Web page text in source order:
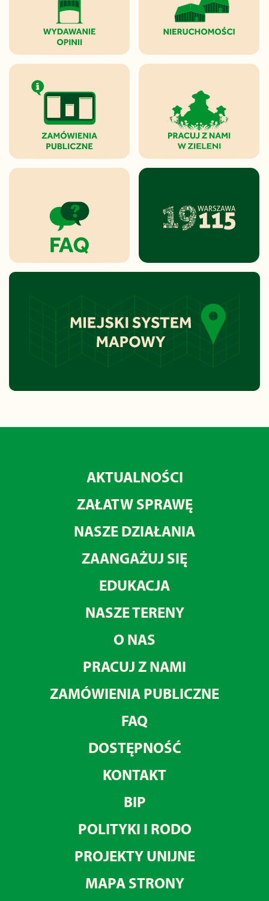
AKTUALNOŚCI
ZAŁATW SPRAWĘ
NASZE DZIAŁANIA
ZAANGAŻUJ SIĘ
EDUKACJA
NASZE TERENY
O NAS
PRACUJ Z NAMI
ZAMÓWIENIA PUBLICZNE
FAQ
DOSTĘPNOŚĆ
KONTAKT
BIP
POLITYKI I RODO
PROJEKTY UNIJNE
MAPA STRONY